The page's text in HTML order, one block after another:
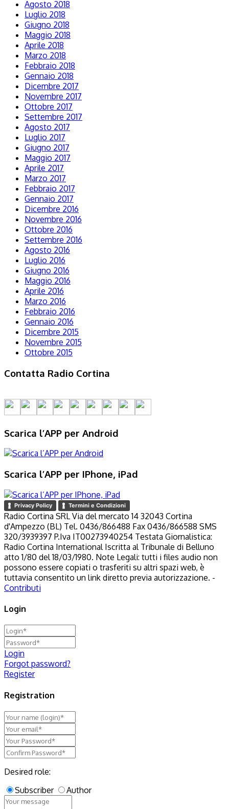
Agosto 2018
Luglio 2018
Giugno 2018
Maggio 2018
Aprile 2018
Marzo 2018
Febbraio 2018
Gennaio 2018
Dicembre 2017
Novembre 2017
Ottobre 2017
Settembre 2017
Agosto 2017
Luglio 2017
Giugno 2017
Maggio 2017
Aprile 2017
Marzo 2017
Febbraio 2017
Gennaio 2017
Dicembre 2016
Novembre 2016
Ottobre 2016
Settembre 2016
Agosto 2016
Luglio 2016
Giugno 2016
Maggio 2016
Aprile 2016
Marzo 2016
Febbraio 2016
Gennaio 2016
Dicembre 2015
Novembre 2015
Ottobre 2015
Contatta Radio Cortina
Scarica l’APP per Android
Scarica l’APP per IPhone, iPad
Privacy Policy Termini e Condizioni
Radio Cortina SRL Via del mercato 14 32043 Cortina
d'Ampezzo (BL) Tel. 0436/866488 Fax 0436/866588 SMS
320/3939397 P.Iva IT00273940254 Testata Giornalistica:
Radio Cortina International Iscritta al Tribunale di Belluno
atto 1/80 del 18/03/1980. Note Legali: tutti i files audio non
possono essere copiati o trasferiti su altri spazi web, è
tuttavia consentito un link diretto previa autorizzazione. -
Contributi
Login
Login
Forgot password?
Register
Registration
Desired role:
Subscriber
Author